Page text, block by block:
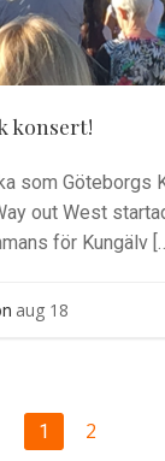
konsert!
som Göteborgs
out West
för Kungälv
aug 18
Page
1 Page
2